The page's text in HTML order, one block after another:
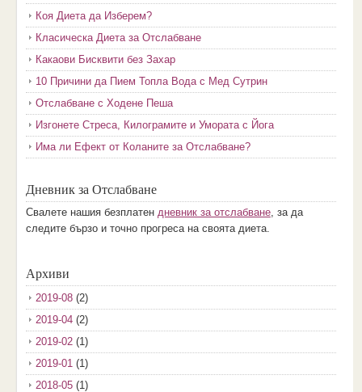
Коя Диета да Изберем?
Класическа Диета за Отслабване
Какаови Бисквити без Захар
10 Причини да Пием Топла Вода с Мед Сутрин
Отслабване с Ходене Пеша
Изгонете Стреса, Килограмите и Умората с Йога
Има ли Ефект от Коланите за Отслабване?
Дневник за Отслабване
Свалете нашия безплатен дневник за отслабване, за да
следите бързо и точно прогреса на своята диета.
Архиви
2019-08(2)
2019-04(2)
2019-02(1)
2019-01 (1)
2018-05(1)